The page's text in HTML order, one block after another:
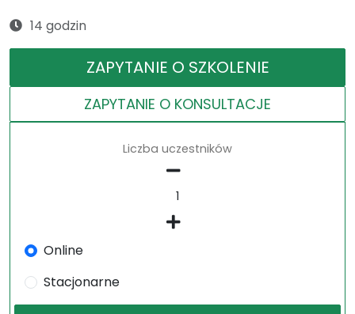
14 godzin
ZAPYTANIE O SZKOLENIE
ZAPYTANIE O KONSULTACJE
Liczba uczestników
Online
Stacjonarne